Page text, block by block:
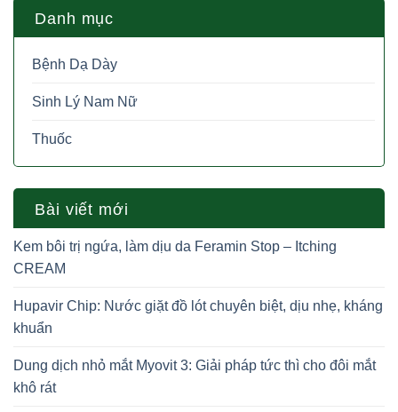
Danh mục
Bệnh Dạ Dày
Sinh Lý Nam Nữ
Thuốc
Bài viết mới
Kem bôi trị ngứa, làm dịu da Feramin Stop – Itching
CREAM
Hupavir Chip: Nước giặt đồ lót chuyên biệt, dịu nhẹ, kháng
khuẩn
Dung dịch nhỏ mắt Myovit 3: Giải pháp tức thì cho đôi mắt
khô rát